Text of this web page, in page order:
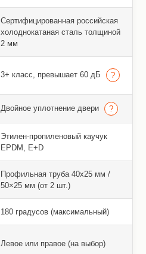
Сертифицированная российская
холоднокатаная сталь толщиной
2 мм
3+ класс, превышает 60 дБ
Двойное уплотнение двери
Этилен-пропиленовый каучук
EPDM, E+D
Профильная труба 40х25 мм /
50×25 мм (от 2 шт.)
180 градусов (максимальный)
Левое или правое (на выбор)